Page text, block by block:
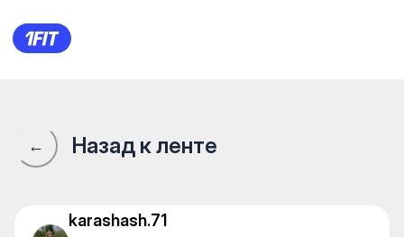
Когда приобрела программу
← Назад к ленте
karashash.71